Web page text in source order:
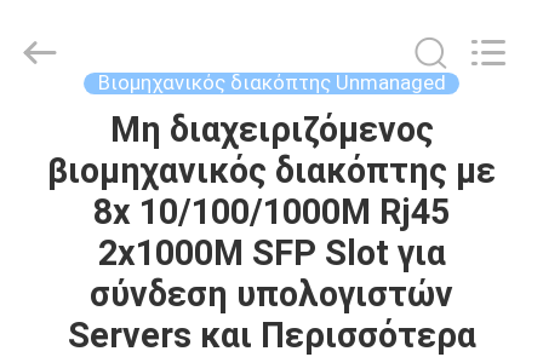
ΠΡΟΪΌΝΤΑ
ΠΕΡΊΠΟΥ
ΕΜΕΊΣ
Co.,Ltd.
Βιομηχανικός διακόπτης Unmanaged
Μη διαχειριζόμενος
βιομηχανικός διακόπτης με
8x 10/100/1000M Rj45
2x1000M SFP Slot για
σύνδεση υπολογιστών
Servers και Περισσότερα